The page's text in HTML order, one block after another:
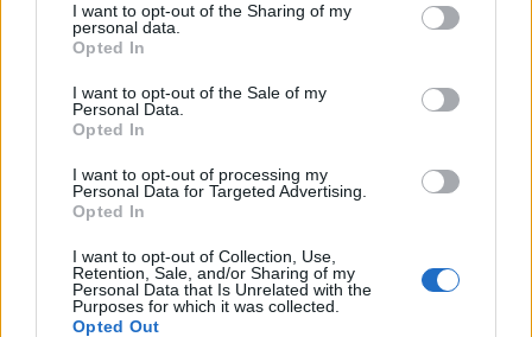
I want to opt-out of the Sharing of my
personal data.
Opted In
I want to opt-out of the Sale of my
Personal Data.
Opted In
I want to opt-out of processing my
Personal Data for Targeted Advertising.
Opted In
I want to opt-out of Collection, Use,
Retention, Sale, and/or Sharing of my
Personal Data that Is Unrelated with the
Purposes for which it was collected.
Opted Out
μεθόδων logistics αποτελεί καθοριστικό παράγοντα
προστιθέμενης αξίας.
Πέμπτο πεδίο, οι Αεροπορικές Μεταφορές.
Εργαζόμαστε συστηματικά για τη διατήρηση των
επιπέδων ασφαλείας, καθώς και για τη μετάβαση σε
ένα αεροπορικό οικοσύστημα φιλικότερο προς το
περιβάλλον, σε συνεργασία και με τους Διεθνείς
Οργανισμούς Πολιτικής Αεροπορίας.